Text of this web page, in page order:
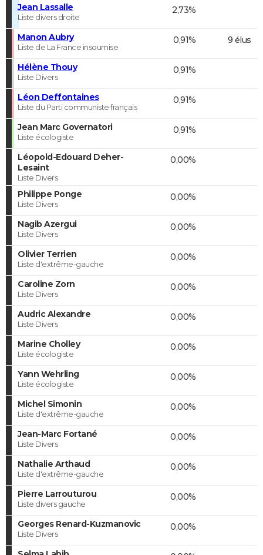
Jean Lassalle
Liste divers droite
2,73%
Manon Aubry
Liste de La France insoumise
0,91% 9 élus
Hélène Thouy
Liste Divers
0,91%
Léon Deffontaines
Liste du Parti communiste français
0,91%
Jean Marc Governatori
Liste écologiste
0,91%
Léopold-Edouard Deher-
Lesaint
Liste Divers
0,00%
Philippe Ponge
Liste Divers
0,00%
Nagib Azergui
Liste Divers
0,00%
Olivier Terrien
Liste d'extrême-gauche
0,00%
Caroline Zorn
Liste Divers
0,00%
Audric Alexandre
Liste Divers
0,00%
Marine Cholley
Liste écologiste
0,00%
Yann Wehrling
Liste écologiste
0,00%
Michel Simonin
Liste d'extrême-gauche
0,00%
Jean-Marc Fortané
Liste Divers
0,00%
Nathalie Arthaud
Liste d'extrême-gauche
0,00%
Pierre Larrouturou
Liste divers gauche
0,00%
Georges Renard-Kuzmanovic
Liste Divers
0,00%